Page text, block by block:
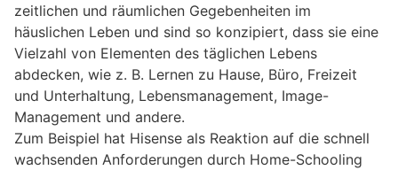
zeitlichen und räumlichen Gegebenheiten im
häuslichen Leben und sind so konzipiert, dass sie eine
Vielzahl von Elementen des täglichen Lebens
abdecken, wie z. B. Lernen zu Hause, Büro, Freizeit
und Unterhaltung, Lebensmanagement, Image-
Management und andere.
Zum Beispiel hat Hisense als Reaktion auf die schnell
wachsenden Anforderungen durch Home-Schooling